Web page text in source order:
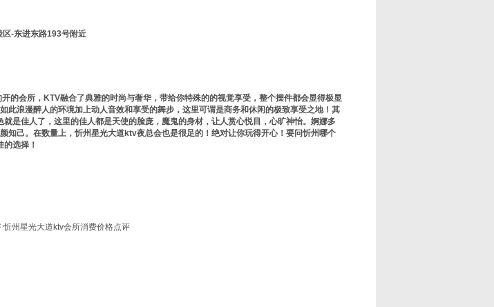
-东进东路193号附近
的会所，KTV融合了典雅的时尚与奢华，带给你特殊的的视觉享受，整个摆件都会显得极显
此浪漫醉人的环境加上动人音效和享受的舞步，这里可谓是商务和休闲的极致享受之地！其
是佳人了，这里的佳人都是天使的脸庞，魔鬼的身材，让人赏心悦目，心旷神怡。婀娜多
知己。在数量上，忻州星光大道ktv夜总会也是很足的！绝对让你玩得开心！要问忻州哪个
选择！
忻州星光大道ktv会所消费价格点评